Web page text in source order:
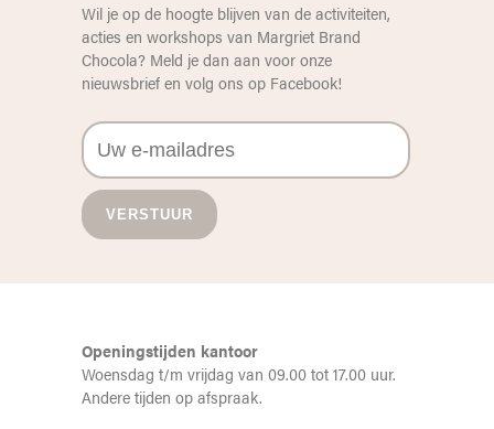
Wil je op de hoogte blijven van de activiteiten,
acties en workshops van Margriet Brand
Chocola? Meld je dan aan voor onze
nieuwsbrief en volg ons op Facebook!
Openingstijden kantoor
Woensdag t/m vrijdag van 09.00 tot 17.00 uur.
Andere tijden op afspraak.